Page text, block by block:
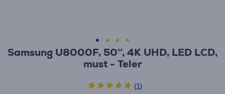
Samsung U8000F, 50'', 4K UHD, LED LCD,
must - Teler
(1)